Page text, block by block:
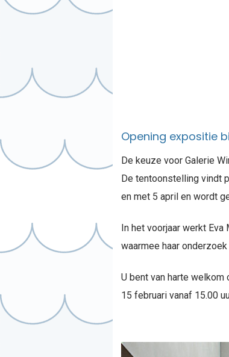
Opening expositie
De keuze voor Galerie
De tentoonstelling vindt
en met 5 april en wordt
In het voorjaar werkt
waarmee haar
U bent van harte
15 februari vanaf 15.00